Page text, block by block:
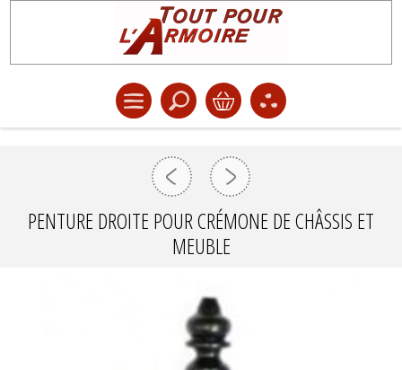
PENTURE DROITE POUR CRÉMONE DE CHÂSSIS ET
MEUBLE